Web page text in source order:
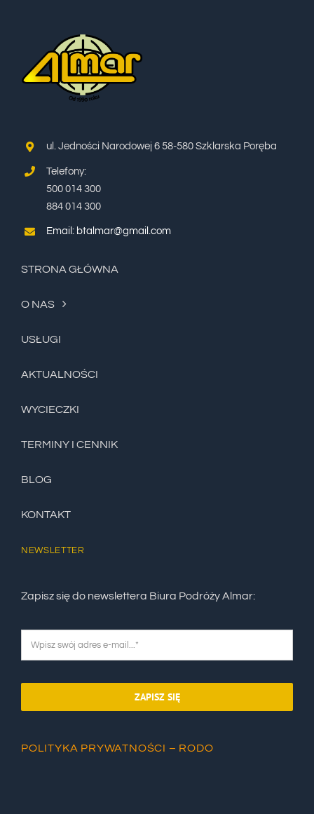
ul. Jedności Narodowej 6 58-580 Szklarska Poręba
Telefony:
500 014 300
884 014 300
Email: btalmar@gmail.com
STRONA GŁÓWNA
O NAS
USŁUGI
AKTUALNOŚCI
WYCIECZKI
TERMINY I CENNIK
BLOG
KONTAKT
NEWSLETTER
Zapisz się do newslettera Biura Podróży Almar:
ZAPISZ SIĘ
POLITYKA PRYWATNOŚCI – RODO